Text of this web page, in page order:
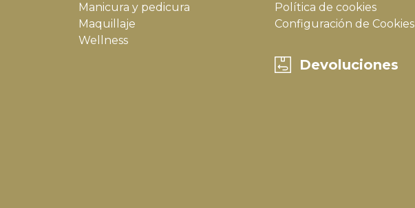
Manicura y pedicura
Maquillaje
Wellness
Política de cookies
Configuración de Cookies
Devoluciones